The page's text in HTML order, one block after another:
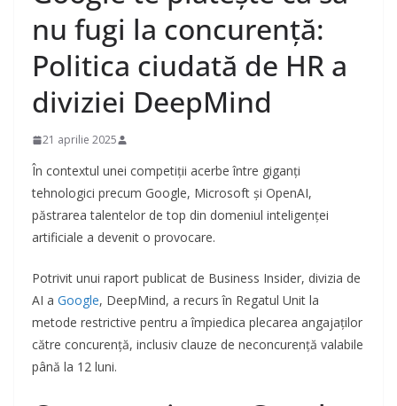
nu fugi la concurență:
Politica ciudată de HR a
diviziei DeepMind
21 aprilie 2025
În contextul unei competiții acerbe între giganți
tehnologici precum Google, Microsoft și OpenAI,
păstrarea talentelor de top din domeniul inteligenței
artificiale a devenit o provocare.
Potrivit unui raport publicat de Business Insider, divizia de
AI a Google, DeepMind, a recurs în Regatul Unit la
metode restrictive pentru a împiedica plecarea angajaților
către concurență, inclusiv clauze de neconcurență valabile
până la 12 luni.